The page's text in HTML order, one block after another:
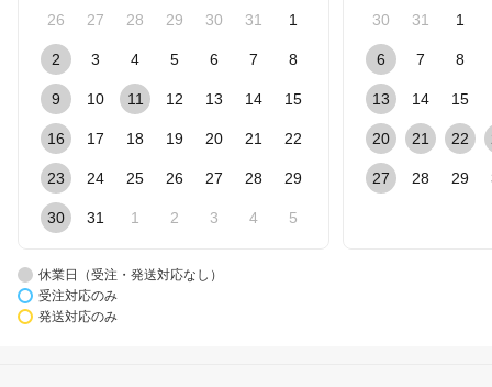
26 27 28 29 30 31 1
2 3 4 5 6 7 8
9 10 11 12 13 14 15
16 17 18 19 20 21 22
23 24 25 26 27 28 29
30 31 1 2 3 4 5
30 31 1
6 7 8
13 14 15
20 21 22
27 28 29
休業日（受注・発送対応なし）
受注対応のみ
発送対応のみ